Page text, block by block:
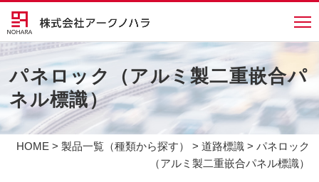
パネロック（アルミ製二重嵌合パ
ネル標識）
HOME > 製品一覧（種類から探す） > 道路標識> パネロック
（アルミ製二重嵌合パネル標識）